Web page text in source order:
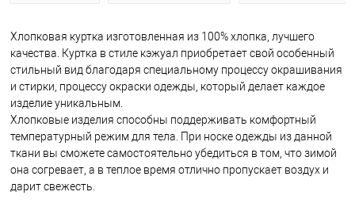
Хлопковая куртка изготовленная из 100% хлопка, лучшего
качества. Куртка в стиле кэжуал приобретает свой особенный
стильный вид благодаря специальному процессу окрашивания
и стирки, процессу окраски одежды, который делает каждое
изделие уникальным.
Хлопковые изделия способны поддерживать комфортный
температурный режим для тела. При носке одежды из данной
ткани вы сможете самостоятельно убедиться в том, что зимой
она согревает, а в теплое время отлично пропускает воздух и
дарит свежесть.